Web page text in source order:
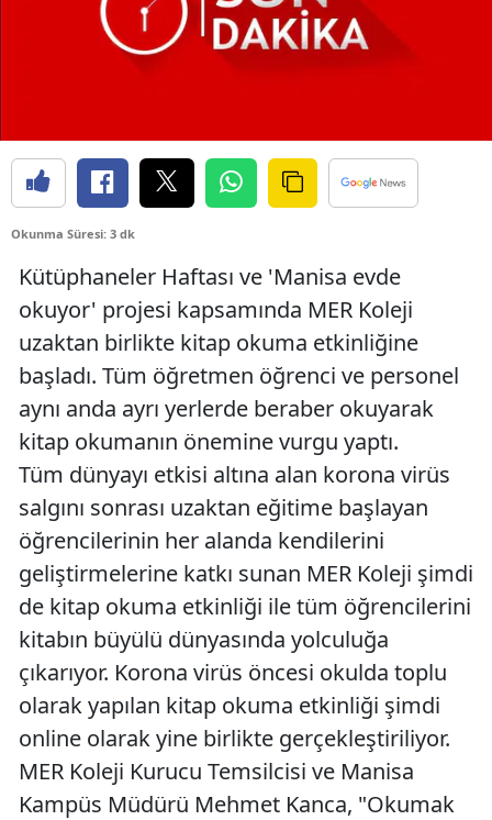
Okunma Süresi: 3 dk
Kütüphaneler Haftası ve 'Manisa evde
okuyor' projesi kapsamında MER Koleji
uzaktan birlikte kitap okuma etkinliğine
başladı. Tüm öğretmen öğrenci ve personel
aynı anda ayrı yerlerde beraber okuyarak
kitap okumanın önemine vurgu yaptı.
Tüm dünyayı etkisi altına alan korona virüs
salgını sonrası uzaktan eğitime başlayan
öğrencilerinin her alanda kendilerini
geliştirmelerine katkı sunan MER Koleji şimdi
de kitap okuma etkinliği ile tüm öğrencilerini
kitabın büyülü dünyasında yolculuğa
çıkarıyor. Korona virüs öncesi okulda toplu
olarak yapılan kitap okuma etkinliği şimdi
online olarak yine birlikte gerçekleştiriliyor.
MER Koleji Kurucu Temsilcisi ve Manisa
Kampüs Müdürü Mehmet Kanca, "Okumak